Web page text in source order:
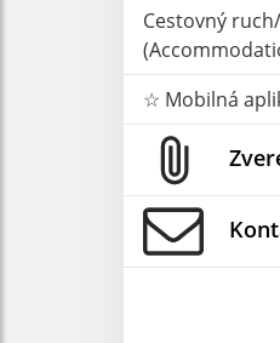
Cestovný
☆ Mobilná